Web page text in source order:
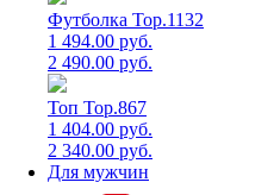
Футболка Top.1132
1 494.00 руб.
2 490.00 руб.
Топ Top.867
1 404.00 руб.
2 340.00 руб.
Для мужчин